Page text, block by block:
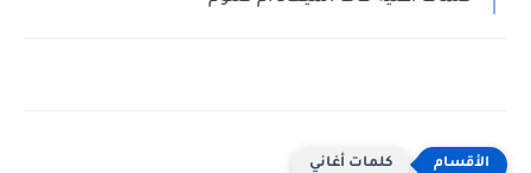
كلمات أغاني